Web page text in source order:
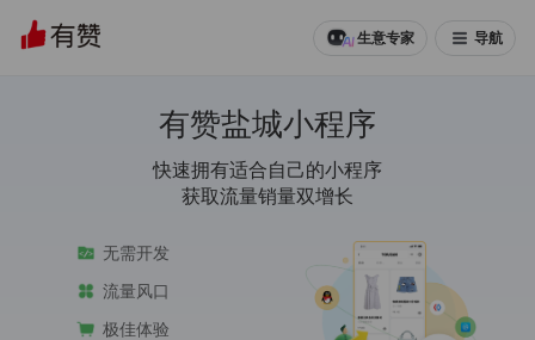
生意专家 导航
有赞盐城小程序
快速拥有适合自己的小程序
获取流量销量双增长
无需开发
流量风口
极佳体验